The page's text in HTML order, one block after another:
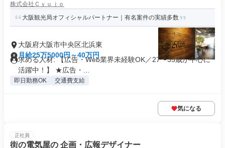
株式会社Ｃｙｕｊｏ
大阪観光局オフィシャルパートナー｜有名案件の実績多数
大阪府大阪市中央区北浜東
月給25万5000円～40万円
求める人材: 【広告・Web業界未経験OK／27〜35歳が中心に
活躍中！】 ★広告・...
即日勤務OK 交通費支給
気になる
正社員
街の電気屋の 企画・広報デザイナー